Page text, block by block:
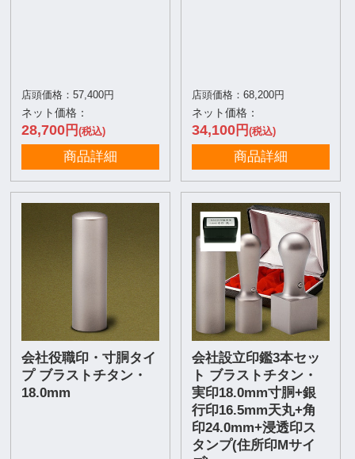
店頭価格：57,400円
ネット価格：
28,700円(税込)
商品詳細
店頭価格：68,200円
ネット価格：
34,100円 (税込)
商品詳細
会社役職印・寸胴タイ
プ ブラストチタン・
18.0mm
会社設立印鑑3本セッ
ト ブラストチタン・
実印18.0mm寸胴+銀
行印16.5mm天丸+角
印24.0mm+浸透印ス
タンプ(住所印Mサイ